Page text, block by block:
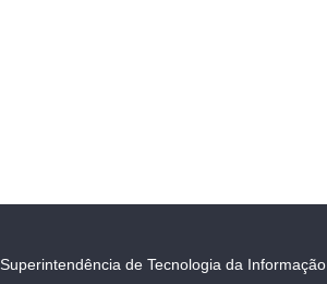
Superintendência de Tecnologia da Informação